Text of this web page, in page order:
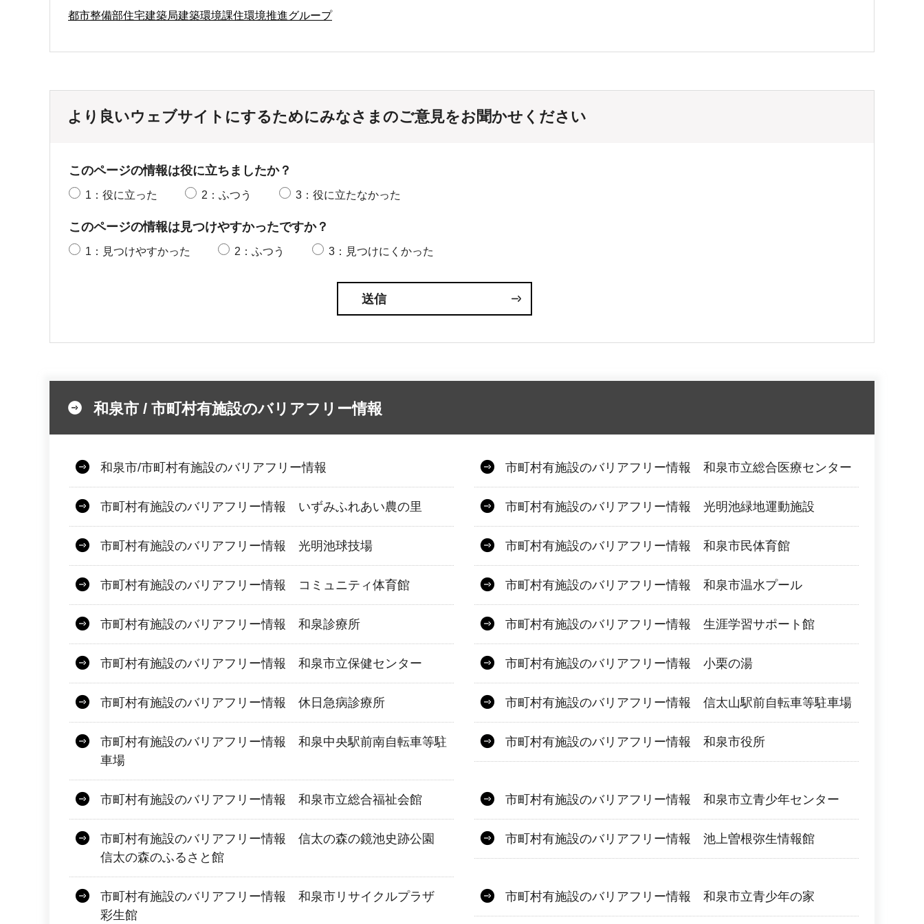
都市整備部住宅建築局建築環境課住環境推進グループ
より良いウェブサイトにするためにみなさまのご意見をお聞かせください
このページの情報は役に立ちましたか？
1：役に立った 2：ふつう 3：役に立たなかった
このページの情報は見つけやすかったですか？
1：見つけやすかった 2：ふつう 3：見つけにくかった
和泉市 / 市町村有施設のバリアフリー情報
和泉市/市町村有施設のバリアフリー情報 市町村有施設のバリアフリー情報 和泉市立総合医療センター
市町村有施設のバリアフリー情報 いずみふれあい農の里 市町村有施設のバリアフリー情報 光明池緑地運動施設
市町村有施設のバリアフリー情報 光明池球技場 市町村有施設のバリアフリー情報 和泉市民体育館
市町村有施設のバリアフリー情報 コミュニティ体育館 市町村有施設のバリアフリー情報 和泉市温水プール
市町村有施設のバリアフリー情報 和泉診療所 市町村有施設のバリアフリー情報 生涯学習サポート館
市町村有施設のバリアフリー情報 和泉市立保健センター 市町村有施設のバリアフリー情報 小栗の湯
市町村有施設のバリアフリー情報 休日急病診療所 市町村有施設のバリアフリー情報 信太山駅前自転車等駐車場
市町村有施設のバリアフリー情報 和泉中央駅前南自転車等駐
車場
市町村有施設のバリアフリー情報 和泉市役所
市町村有施設のバリアフリー情報 和泉市立総合福祉会館 市町村有施設のバリアフリー情報 和泉市立青少年センター
市町村有施設のバリアフリー情報 信太の森の鏡池史跡公園
信太の森のふるさと館
市町村有施設のバリアフリー情報 池上曽根弥生情報館
市町村有施設のバリアフリー情報 和泉市リサイクルプラザ
彩生館
市町村有施設のバリアフリー情報 和泉市立青少年の家